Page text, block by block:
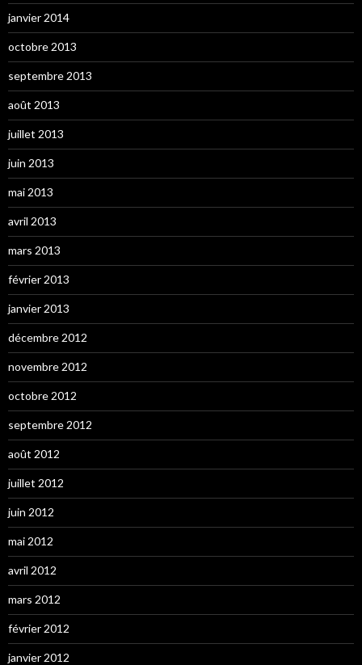
janvier 2014
octobre 2013
septembre 2013
août 2013
juillet 2013
juin 2013
mai 2013
avril 2013
mars 2013
février 2013
janvier 2013
décembre 2012
novembre 2012
octobre 2012
septembre 2012
août 2012
juillet 2012
juin 2012
mai 2012
avril 2012
mars 2012
février 2012
janvier 2012